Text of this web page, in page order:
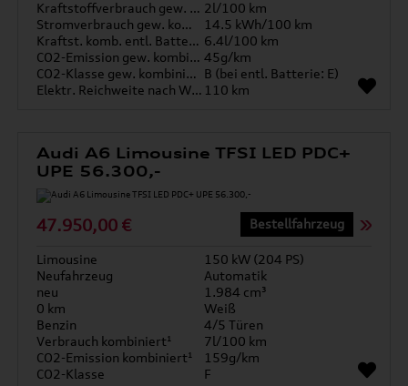
Kraftstoffverbrauch gew. kombiniert 2l/100 km
Stromverbrauch gew. kombiniert
14.5 kWh/100 km
Kraftst. komb. entl. Batterie 6.4l/100 km
CO2-Emission gew. kombiniert 45g/km
CO2-Klasse gew. kombiniert B (bei entl. Batterie: E)
Elektr. Reichweite nach WLTP* 110 km
Audi A6 Limousine TFSI LED PDC+
UPE 56.300,-
47.950,00 € Bestellfahrzeug
Limousine
150 kW (204 PS)
Neufahrzeug
Automatik
neu
1.984 cm³
0 km
Weiß
Benzin
4/5 Türen
Verbrauch kombiniert¹
7l/100 km
CO2-Emission kombiniert¹
159g/km
CO2-Klasse
F